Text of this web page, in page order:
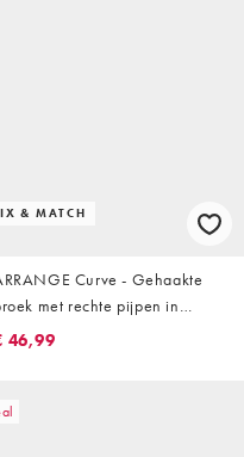
& MATCH
Curve - Gehaakte
met rechte pijpen in
deel van co-ord set
46,99